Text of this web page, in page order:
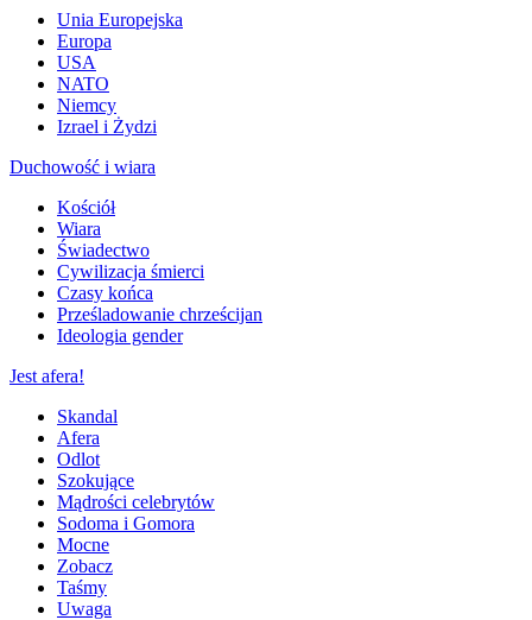
Unia Europejska
Europa
USA
NATO
Niemcy
Izrael i Żydzi
Duchowość i wiara
Kościół
Wiara
Świadectwo
Cywilizacja śmierci
Czasy końca
Prześladowanie chrześcijan
Ideologia gender
Jest afera!
Skandal
Afera
Odlot
Szokujące
Mądrości celebrytów
Sodoma i Gomora
Mocne
Zobacz
Taśmy
Uwaga